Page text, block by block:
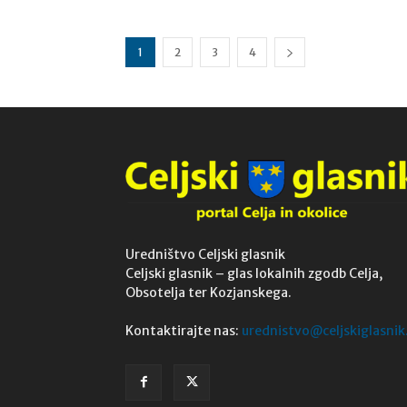
1 2 3 4
Uredništvo Celjski glasnik
Celjski glasnik – glas lokalnih zgodb Celja,
Obsotelja ter Kozjanskega.
Kontaktirajte nas: